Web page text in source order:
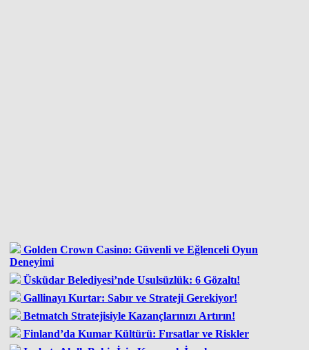
Golden Crown Casino: Güvenli ve Eğlenceli Oyun
Deneyimi
Üsküdar Belediyesi’nde Usulsüzlük: 6 Gözaltı!
Gallinayı Kurtar: Sabır ve Strateji Gerekiyor!
Betmatch Stratejisiyle Kazançlarınızı Artırın!
Finland’da Kumar Kültürü: Fırsatlar ve Riskler